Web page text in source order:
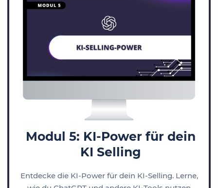
Modul 5: KI-Power für dein
KI Selling
Entdecke die KI-Power für dein KI-Selling. Lerne,